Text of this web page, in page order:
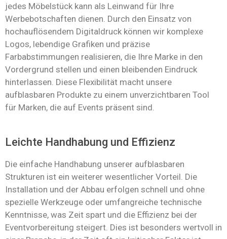
jedes Möbelstück kann als Leinwand für Ihre
Werbebotschaften dienen. Durch den Einsatz von
hochauflösendem Digitaldruck können wir komplexe
Logos, lebendige Grafiken und präzise
Farbabstimmungen realisieren, die Ihre Marke in den
Vordergrund stellen und einen bleibenden Eindruck
hinterlassen. Diese Flexibilität macht unsere
aufblasbaren Produkte zu einem unverzichtbaren Tool
für Marken, die auf Events präsent sind.
Leichte Handhabung und Effizienz
Die einfache Handhabung unserer aufblasbaren
Strukturen ist ein weiterer wesentlicher Vorteil. Die
Installation und der Abbau erfolgen schnell und ohne
spezielle Werkzeuge oder umfangreiche technische
Kenntnisse, was Zeit spart und die Effizienz bei der
Eventvorbereitung steigert. Dies ist besonders wertvoll in